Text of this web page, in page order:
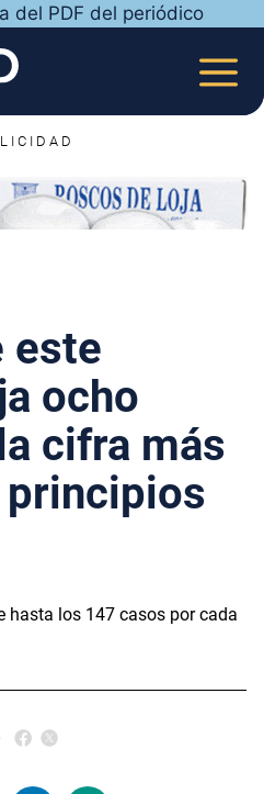
del PDF del periódico
este
ocho
cifra más
hasta los 147 casos por cada